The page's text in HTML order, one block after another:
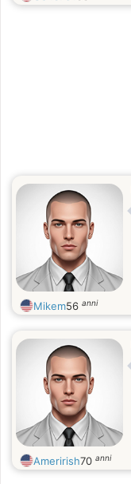
Mikem56 anni
Amerirish70 anni